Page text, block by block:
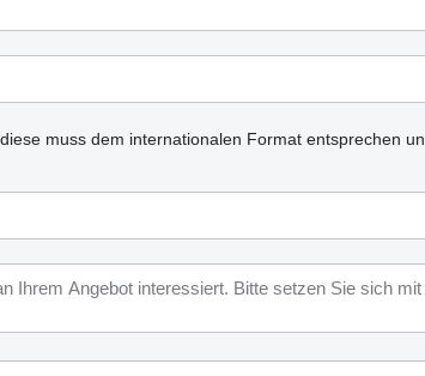
muss dem internationalen Format entsprechen